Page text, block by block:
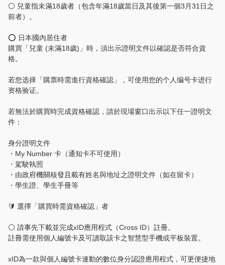
⚪ 兒童指未滿18歲者（包含年滿18歲當日及其後第一個3月31日之
前者）。
⭕ 日本國內居住者
購買「兒童 (未滿18歲)」時，須出示證明文件以確認是否符合資
格。
若您选择「購票時需進行資格確認」，可使用您的个人编号卡进行
资格验证。
若無法於購買時完成資格確認，請於現場窗口出示以下任一證明文
件：
身分證明文件
・My Number 卡（通知卡不可使用）
・駕駛執照
・由政府機關核發且載有姓名與地址之證明文件（如在留卡）
・學生證、學生手冊等
🔰 選擇「購買時需資格確認」者
⚪ 請事先下載並完成xID應用程式（Cross ID）註冊。
註冊需使用個人編號卡及可讀取該卡之智慧型手機或平板裝置。
xID為一款與個人編號卡連動的數位身分認證應用程式，可更便捷地